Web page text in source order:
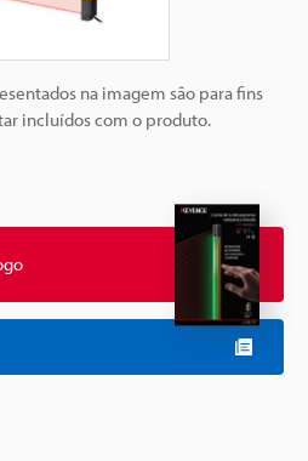
na imagem são para fins
incluídos com o produto.